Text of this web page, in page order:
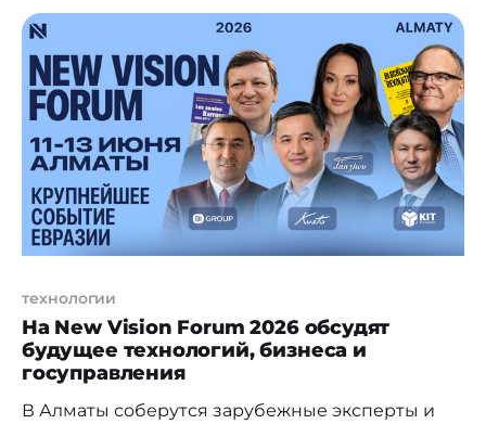
структур, бизнеса и экспертного сообщества.
Форум, проводившийся с 2011 по 2019 год, за это
время зарекомендовал себя как авторитетная
международная площадка для обсуждения
ключевых вопросов развития высшего
образования.
технологии
На New Vision Forum 2026 обсудят
будущее технологий, бизнеса и
госуправления
В Алматы соберутся зарубежные эксперты и